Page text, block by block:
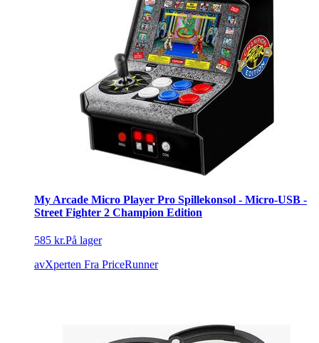
My Arcade Micro Player Pro Spillekonsol - Micro-USB -
Street Fighter 2 Champion Edition
585 kr.På lager
avXperten Fra PriceRunner